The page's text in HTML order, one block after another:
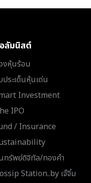
ลัมนิสต์
งหุ้นร้อน
ประเด็นหุ้นเด่น
Investment
IPO
/ Insurance
ทรัพย์ดิจิทัล/ทองคำ
Station..by เจ๊จิ๋ม